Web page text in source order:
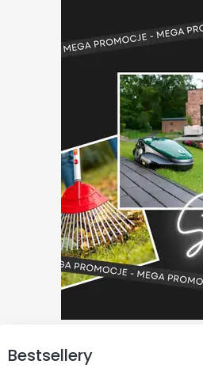
Bestsellery